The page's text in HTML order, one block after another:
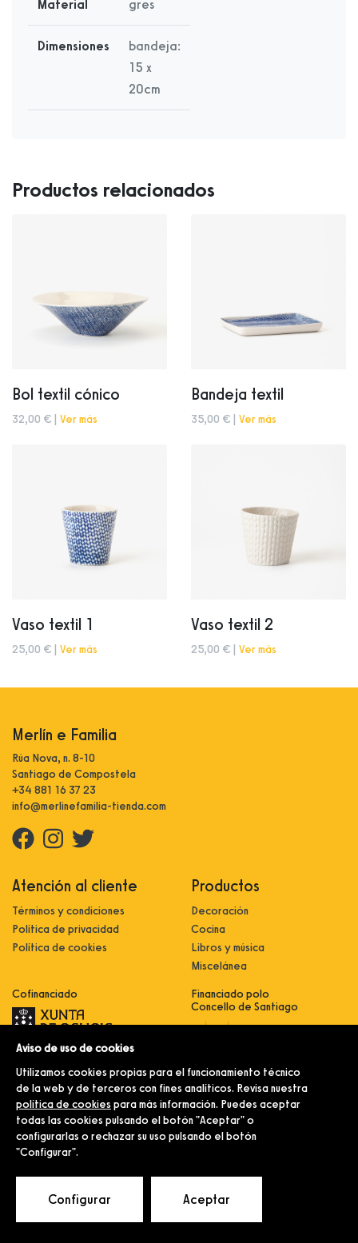
Material gres
Dimensiones
bandeja:
15 x
20cm
Productos relacionados
Bol textil cónico
32,00 € | Ver más
Bandeja textil
35,00 € | Ver más
Vaso textil 1
25,00 € | Ver más
Vaso textil 2
25,00 € | Ver más
Merlín e Familia
Rúa Nova, n. 8-10
Santiago de Compostela
+34 881 16 37 23
info@merlinefamilia-tienda.com
Atención al cliente
Términos y condiciones
Política de privacidad
Política de cookies
Productos
Decoración
Cocina
Libros y música
Miscelánea
Cofinanciado
Innovación, dixitalización e
comercialización e expansión do
sector comercial e artesanal
Implantación e pulo da estratexia
dixital e modernización do sector
comercial e artesanal (CO300C
2021)
Financiado polo
Concello de Santiago
© Merlín e Familia.
Aviso de uso de cookies
Utilizamos cookies propias para el funcionamiento técnico
de la web y de terceros con fines analíticos. Revisa nuestra
política de cookies para más información. Puedes aceptar
todas las cookies pulsando el botón "Aceptar" o
configurarlas o rechazar su uso pulsando el botón
"Configurar".
Configurar Aceptar